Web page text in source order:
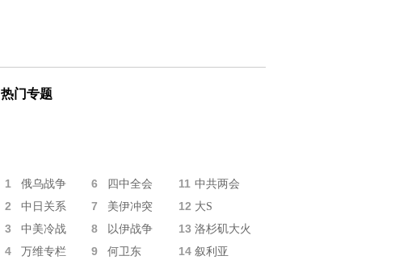
热门专题
1 俄乌战争 6 四中全会 11 中共两会
2 中日关系 7 美伊冲突 12 大S
3 中美冷战 8 以伊战争 13 洛杉矶大火
4 万维专栏 9 何卫东 14 叙利亚